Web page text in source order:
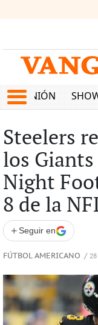
OPINIÓN
Steelers
los
Night
8 de la
+ Seguir en
FÚTBOL AMERICANO /